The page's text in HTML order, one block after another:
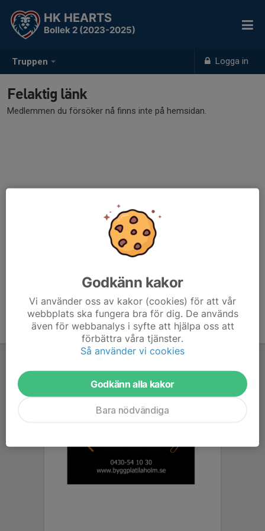
Truppen Logga in
HK HEARTS
Bollek 2 (2023-2025)
Felaktig länk
Medlemmen du försöker nå finns inte på hemsidan.
Godkänn kakor
Vi använder oss av kakor (cookies) för att vår
webbplats ska fungera bra för dig. De används
även för webbanalys i syfte att hjälpa oss att
förbättra våra tjänster.
Så använder vi cookies
Godkänn alla kakor
Bara nödvändiga